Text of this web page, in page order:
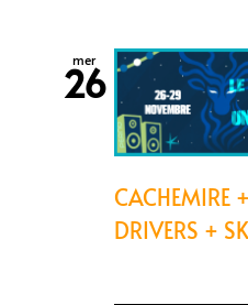
mer
26
CACHEMIRE
DRIVERS +